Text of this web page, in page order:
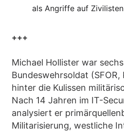
als Angriffe auf
+++
Michael Hollister war
Bundeswehrsoldat (SFOR,
hinter die Kulissen
Nach 14 Jahren im IT-
analysiert er
Militarisierung, westliche